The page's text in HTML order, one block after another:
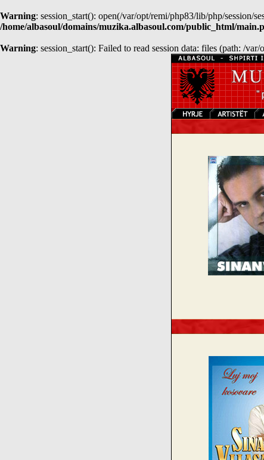
Warning: session_start(): open(/var/opt/remi/php83/lib/php/
/home/albasoul/domains/muzika.albasoul.com/public_html/
Warning: session_start(): Failed to read session data: files (path: /